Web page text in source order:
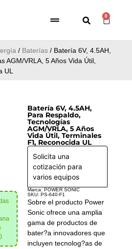
0
/ Baterías / Batería 6V, 4.5AH,
AGM/VRLA, 5 Años Vida Útil,
UL
Batería 6V, 4.5AH,
Para Respaldo,
Tecnologías
AGM/VRLA, 5 Años
Vida Útil, Terminales
F1, Reconocida UL
Solicita una
cotización para
varios equipos
Marca: POWER SONIC
SKU: PS-640-F1
Sobre el producto Power
Sonic ofrece una amplia
gama de productos de
bater?a innovadores que
incluyen tecnolog?as de